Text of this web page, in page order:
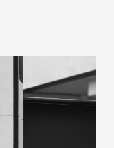
中文